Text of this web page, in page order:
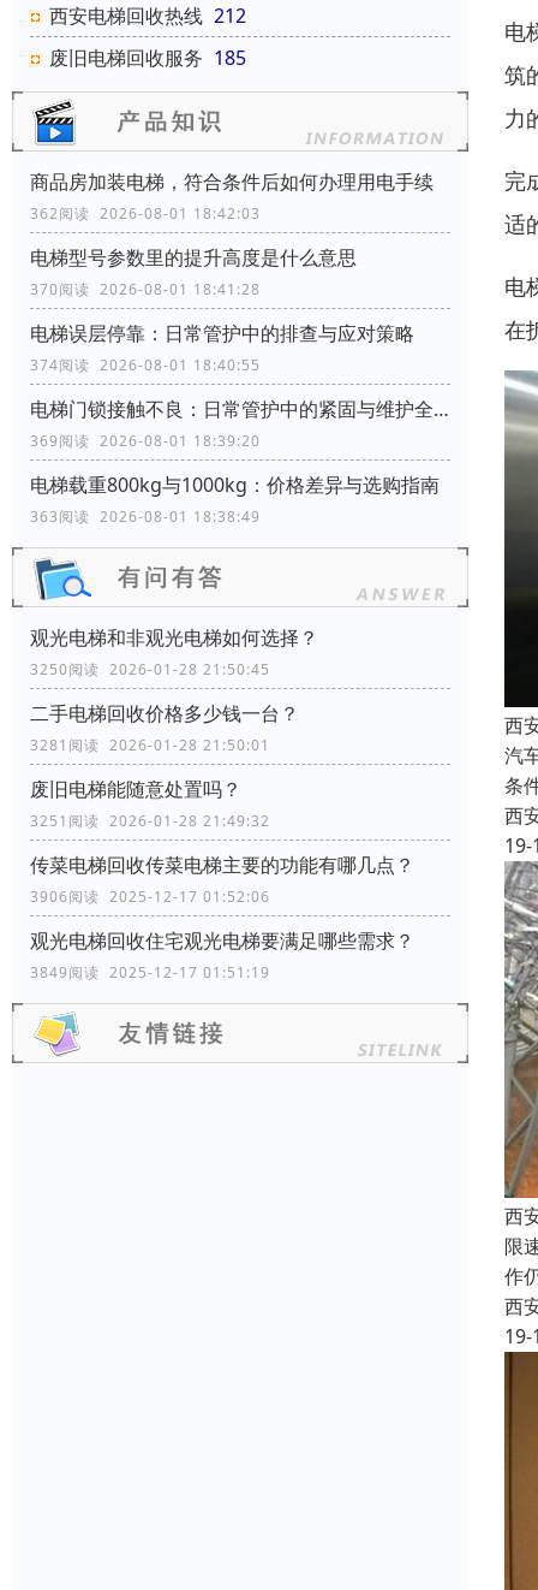
西安电梯回收热线 212
废旧电梯回收服务 185
商品房加装电梯，符合条件后如何办理用电手续
362阅读 2026-08-01 18:42:03
电梯型号参数里的提升高度是什么意思
370阅读 2026-08-01 18:41:28
电梯误层停靠：日常管护中的排查与应对策略
374阅读 2026-08-01 18:40:55
电梯门锁接触不良：日常管护中的紧固与维护全攻略
369阅读 2026-08-01 18:39:20
电梯载重800kg与1000kg：价格差异与选购指南
363阅读 2026-08-01 18:38:49
观光电梯和非观光电梯如何选择？
3250阅读 2026-01-28 21:50:45
二手电梯回收价格多少钱一台？
3281阅读 2026-01-28 21:50:01
废旧电梯能随意处置吗？
3251阅读 2026-01-28 21:49:32
传菜电梯回收传菜电梯主要的功能有哪几点？
3906阅读 2025-12-17 01:52:06
观光电梯回收住宅观光电梯要满足哪些需求？
3849阅读 2025-12-17 01:51:19
电
筑
力
完
适
电
在
西
汽
条
西
19-
西
限
作
西
19-